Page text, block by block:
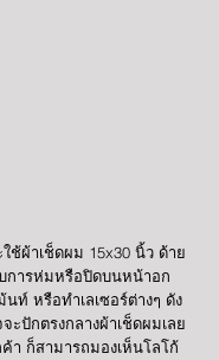
ผ้าเช็ดผม 15x30 นิ้ว ด้าย
การห่มหรือปิดบนหน้าอก
ท์ หรือทำเลเซอร์ต่างๆ ดัง
ปักตรงกลางผ้าเช็ดผมเลย
า ก็สามารถมองเห็นโลโก้